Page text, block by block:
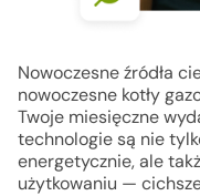
Nowoczesne źródła
nowoczesne kotły
Twoje miesięczne
technologie są nie
energetycznie,ale
użytkowaniu —